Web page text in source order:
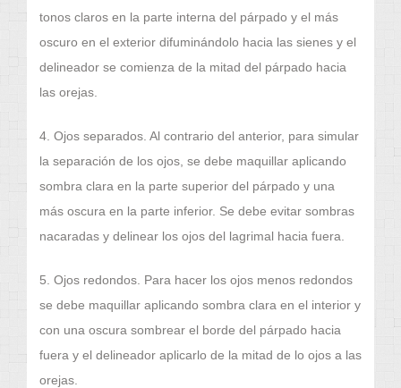
tonos claros en la parte interna del párpado y el más
oscuro en el exterior difuminándolo hacia las sienes y el
delineador se comienza de la mitad del párpado hacia
las orejas.
4. Ojos separados. Al contrario del anterior, para simular
la separación de los ojos, se debe maquillar aplicando
sombra clara en la parte superior del párpado y una
más oscura en la parte inferior. Se debe evitar sombras
nacaradas y delinear los ojos del lagrimal hacia fuera.
5. Ojos redondos. Para hacer los ojos menos redondos
se debe maquillar aplicando sombra clara en el interior y
con una oscura sombrear el borde del párpado hacia
fuera y el delineador aplicarlo de la mitad de lo ojos a las
orejas.